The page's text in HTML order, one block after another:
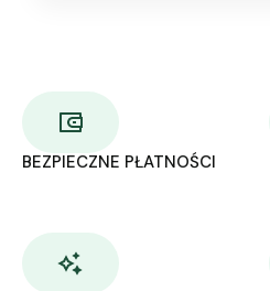
BEZPIECZNE PŁATNOŚCI